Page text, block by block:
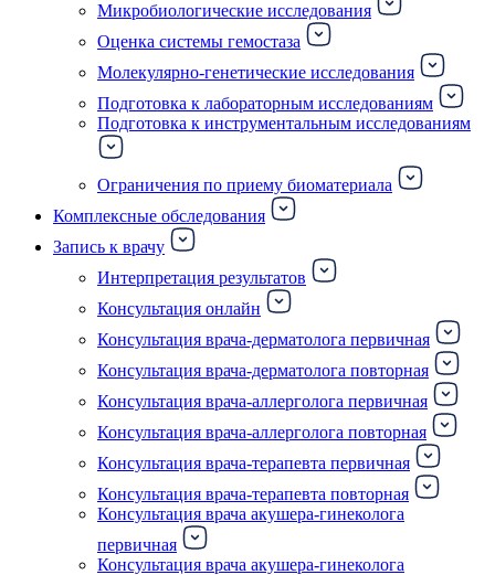
Микробиологические исследования
Оценка системы гемостаза
Молекулярно-генетические исследования
Подготовка к лабораторным исследованиям
Подготовка к инструментальным исследованиям
Ограничения по приему биоматериала
Комплексные обследования
Запись к врачу
Интерпретация результатов
Консультация онлайн
Консультация врача-дерматолога первичная
Консультация врача-дерматолога повторная
Консультация врача-аллерголога первичная
Консультация врача-аллерголога повторная
Консультация врача-терапевта первичная
Консультация врача-терапевта повторная
Консультация врача акушера-гинеколога
первичная
Консультация врача акушера-гинеколога